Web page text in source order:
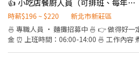
👍 小吃店餐廚人員（可排班、每年調薪）
時薪$196 ~ $220
新北市新莊區
🍜 專職人員 · 麵攤招募中 🍜 👉 做得好一定加薪 👉 滿3個月再加獎
金 ⏰ 上班時間：06:00-14:00 🍜 工作內容 煮麵｜出餐｜備料｜收攤